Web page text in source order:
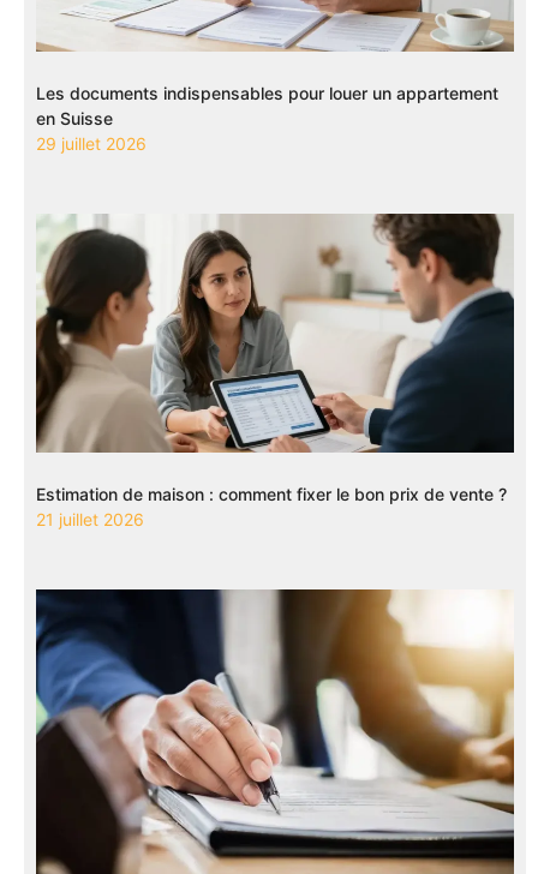
Les documents indispensables pour louer un appartement
en Suisse
29 juillet 2026
Estimation de maison : comment fixer le bon prix de vente ?
21 juillet 2026